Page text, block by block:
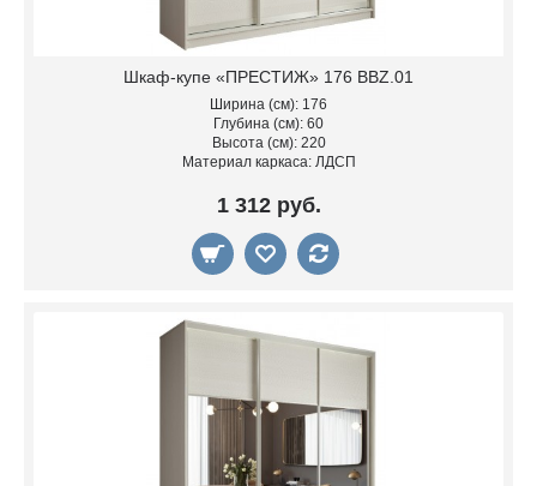
Шкаф-купе «ПРЕСТИЖ» 176 BBZ.01
Ширина (см): 176
Глубина (см): 60
Высота (см): 220
Материал каркаса: ЛДСП
1 312 руб.